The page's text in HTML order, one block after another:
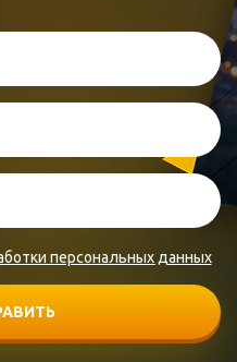
персональных данных